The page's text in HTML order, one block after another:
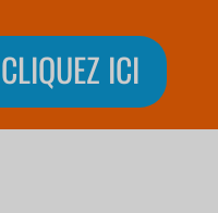
CLIQUEZ ICI